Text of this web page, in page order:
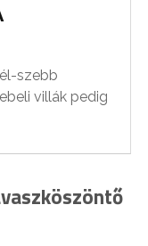
szebb
villák pedig